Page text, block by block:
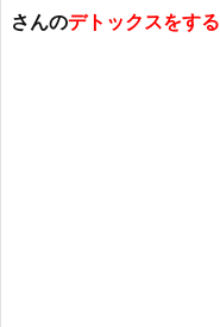
さんのデトックスをする